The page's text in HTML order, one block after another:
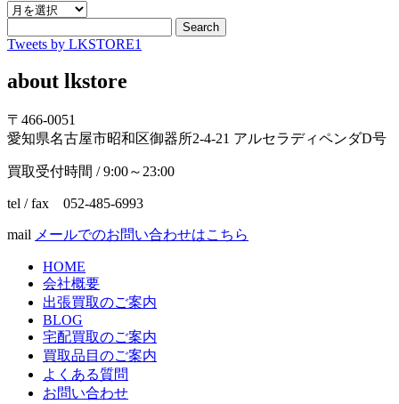
ア
カ
ブ
Search
Tweets by LKSTORE1
about lkstore
〒466-0051
愛知県名古屋市昭和区御器所2-4-21 アルセラディペンダD号
買取受付時間 / 9:00～23:00
tel / fax 052-485-6993
mail メールでのお問い合わせはこちら
HOME
会社概要
出張買取のご案内
BLOG
宅配買取のご案内
買取品目のご案内
よくある質問
お問い合わせ